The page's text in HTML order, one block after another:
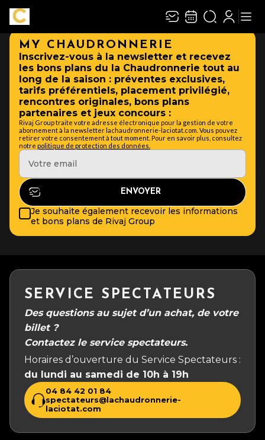
MY CHAUDRONNERIE
Inscrivez-vous à la newsletter et recevez
les bons plans du la Chaudronnerie tout au
long de la saison : préventes exclusives,
tarifs préférentiels, placement privilégié,
rencontres originales, bons plans
partenaires et jeux concours :
Rivaj Group traite votre adresse électronique pour la gestion de votre
abonnement à la newsletter lachaudronnerie-laciotat.com. Vous pouvez
retirer votre consentement à tout moment. Pour en savoir plus, consultez
notre politique de protection des données.
Je souhaite également recevoir les informations
et bons plans de Rivaj Group
SERVICE SPECTATEURS
Des questions au sujet d’un achat, de votre
billet ?
Contactez le service spectateurs.
Horaires d’ouverture du Service Spectateurs :
du lundi au samedi de 10h à 19h
04 84 42 01 84
spectateurs@lachaudronnerie-
laciotat.com